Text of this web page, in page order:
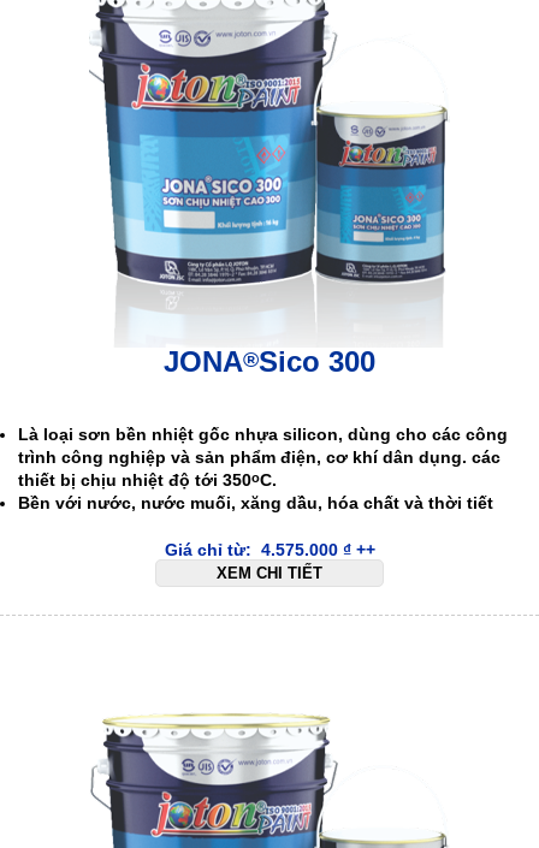
JONA®Sico 300
Là loại sơn bền nhiệt gốc nhựa silicon, dùng cho các công
trình công nghiệp và sản phẩm điện, cơ khí dân dụng. các
thiết bị chịu nhiệt độ tới 350oC.
Bền với nước, nước muối, xăng dầu, hóa chất và thời tiết
Giá chỉ từ: 4.575.000 ₫++
XEM CHI TIẾT